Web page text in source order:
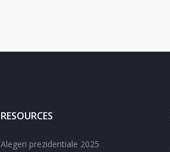
RESOURCES
Alegeri prezidentiale 2025